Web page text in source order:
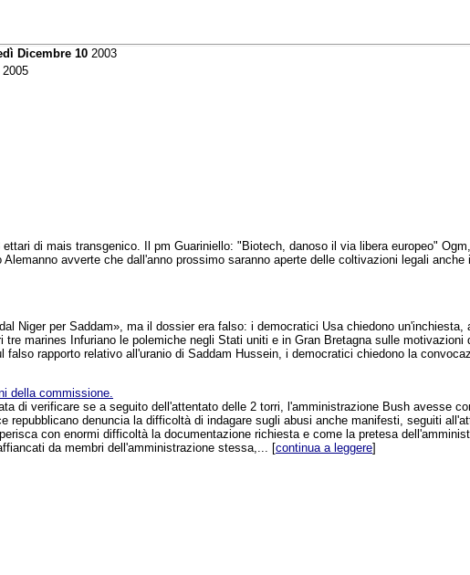
Dicembre 10 2003
2005
di mais transgenico. Il pm Guariniello: "Biotech, danoso il via libera europeo"
avverte che dall'anno prossimo saranno aperte delle coltivazioni legali
Niger per Saddam», ma il dossier era falso: i democratici Usa chiedono un'inchiesta,
marines Infuriano le polemiche negli Stati uniti e in Gran Bretagna sulle motivazioni
falso rapporto relativo all'uranio di Saddam Hussein, i democratici chiedono la
della commissione.
di verificare se a seguito dell'attentato delle 2 torri, l'amministrazione Bush avesse
repubblicano denuncia la difficoltà di indagare sugli abusi anche manifesti, seguiti
con enormi difficoltà la documentazione richiesta e come la pretesa
da membri dell'amministrazione stessa,... [continua a leggere]